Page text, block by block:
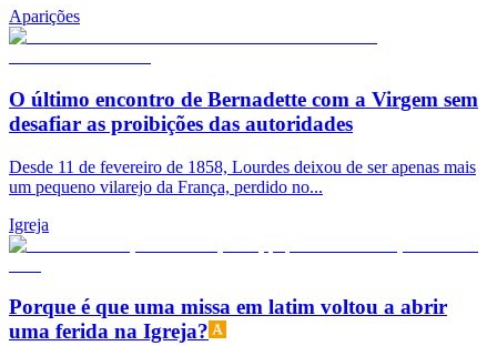
Aparições
O último encontro de Bernadette com a Virgem sem
desafiar as proibições das autoridades
Desde 11 de fevereiro de 1858, Lourdes deixou de ser apenas mais
um pequeno vilarejo da França, perdido no...
Igreja
Porque é que uma missa em latim voltou a abrir
uma ferida na Igreja?